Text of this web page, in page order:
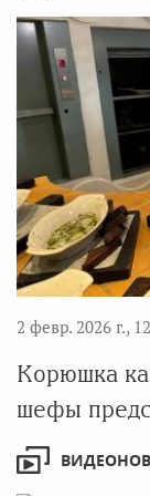
2 февр. 2026 г.,
Корюшка
шефы